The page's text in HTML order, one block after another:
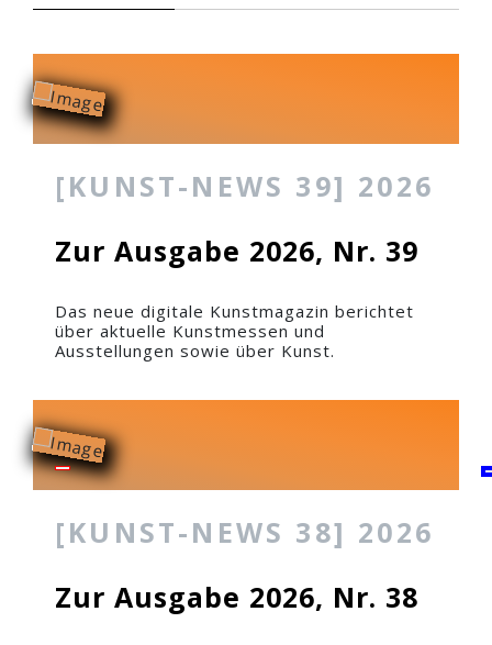
[KUNST-NEWS 39] 2026
Zur Ausgabe 2026, Nr. 39
Das neue digitale Kunstmagazin berichtet
über aktuelle Kunstmessen und
Ausstellungen sowie über Kunst.
[KUNST-NEWS 38] 2026
Zur Ausgabe 2026, Nr. 38